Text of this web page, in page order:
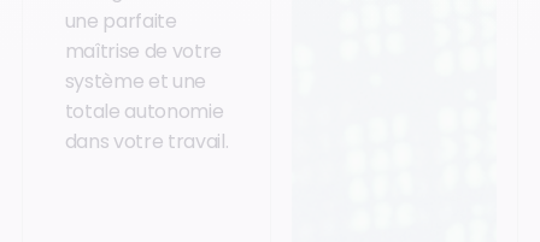
une parfaite
maîtrise de votre
système et une
totale autonomie
dans votre travail.